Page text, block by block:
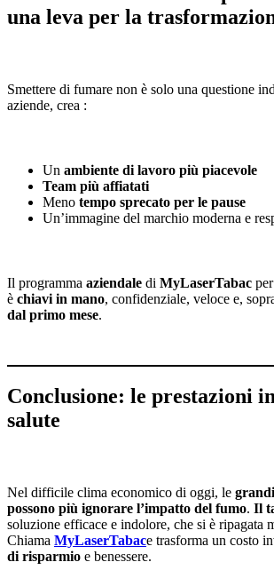
una leva per la
Smettere di fumare non è solo una questione
aziende, crea :
Un ambiente di lavoro più piacevole
Team più affiatati
Meno tempo sprecato per le pause
Un’immagine del marchio moderna e
Il programma aziendale di MyLaserTabac per
è chiavi in mano, confidenziale, veloce e,
dal primo mese.
Conclusione: le prestazioni
salute
Nel difficile clima economico di oggi, le
possono più ignorare l’impatto del fumo. Il
soluzione efficace e indolore, che si è ripagata
Chiama MyLaserTabace trasforma un costo
di risparmio e benessere.